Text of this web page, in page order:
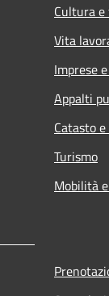
Cultura
Vita
Imprese
Appalti
Catasto
Turismo
Mobilità